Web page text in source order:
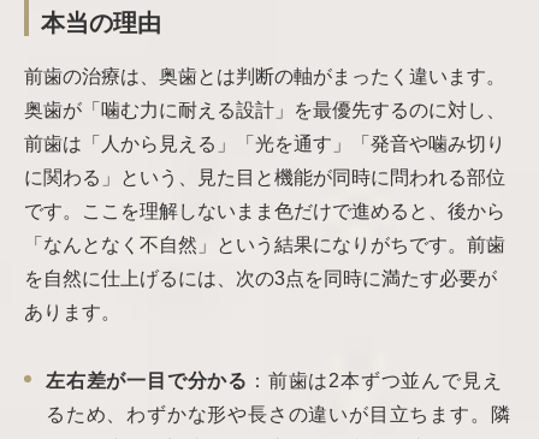
本当の理由
前歯の治療は、奥歯とは判断の軸がまったく違います。
奥歯が「噛む力に耐える設計」を最優先するのに対し、
前歯は「人から見える」「光を通す」「発音や噛み切り
に関わる」という、見た目と機能が同時に問われる部位
です。ここを理解しないまま色だけで進めると、後から
「なんとなく不自然」という結果になりがちです。前歯
を自然に仕上げるには、次の3点を同時に満たす必要が
あります。
左右差が一目で分かる ：前歯は2本ずつ並んで見え
るため、わずかな形や長さの違いが目立ちます。隣